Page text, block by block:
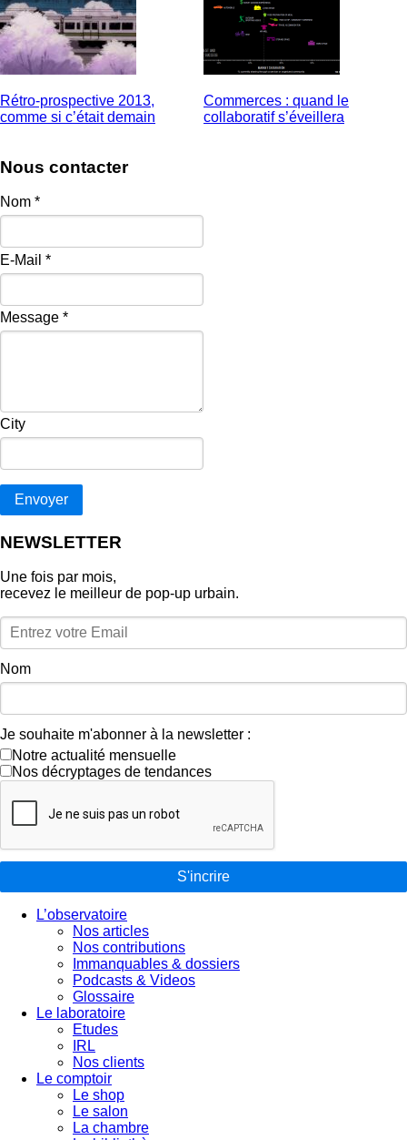
Rétro-prospective 2013,
comme si c’était demain
Commerces : quand le
collaboratif s’éveillera
Nous contacter
Nom *
E-Mail *
Message *
City
Envoyer
NEWSLETTER
Une fois par mois,
recevez le meilleur de pop‑up urbain.
Nom
Je souhaite m'abonner à la newsletter :
Notre actualité mensuelle
Nos décryptages de tendances
S'incrire
L’observatoire
Nos articles
Nos contributions
Immanquables & dossiers
Podcasts & Videos
Glossaire
Le laboratoire
Etudes
IRL
Nos clients
Le comptoir
Le shop
Le salon
La chambre